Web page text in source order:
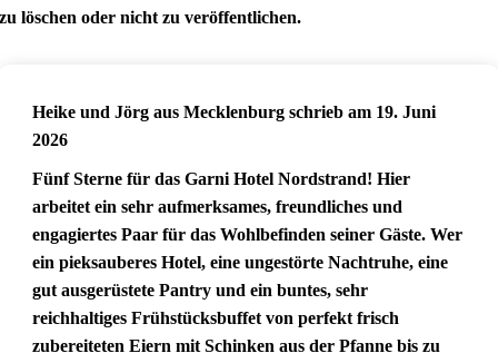
zu löschen oder nicht zu veröffentlichen.
Heike und Jörgaus Mecklenburg schrieb am 19. Juni
2026
Fünf Sterne für das Garni Hotel Nordstrand! Hier
arbeitet ein sehr aufmerksames, freundliches und
engagiertes Paar für das Wohlbefinden seiner Gäste. Wer
ein pieksauberes Hotel, eine ungestörte Nachtruhe, eine
gut ausgerüstete Pantry und ein buntes, sehr
reichhaltiges Frühstücksbuffet von perfekt frisch
zubereiteten Eiern mit Schinken aus der Pfanne bis zu